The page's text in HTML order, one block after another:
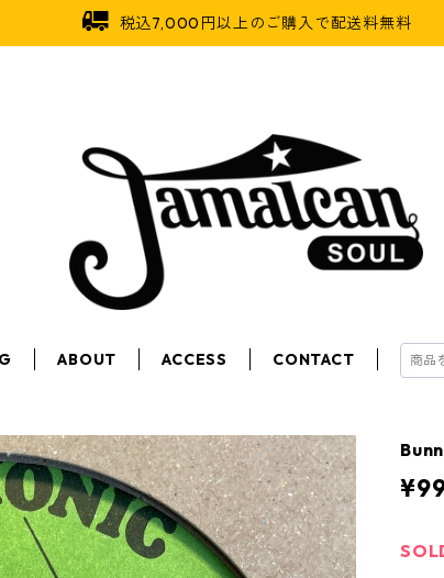
税込7,000円以上のご購入で配送料無料
ABOUT ACCESS CONTACT